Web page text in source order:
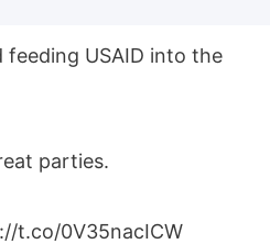
feeding USAID into the
parties.
t.co/0V35nacICW